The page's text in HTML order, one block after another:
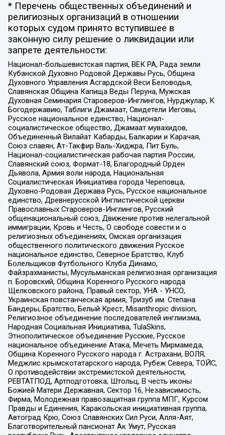
* Перечень общественных объединений и
религиозных организаций в отношении
которых судом принято вступившее в
законную силу решение о ликвидации или
запрете деятельности:
Национал-большевистская партия, ВЕК РА, Рада земли
Кубанской Духовно Родовой Державы Русь, Община
Духовного Управления Асгардской Веси Беловодья,
Славянская Община Капища Веды Перуна, Мужская
Духовная Семинария Староверов-Инглингов, Нурджулар, К
Богодержавию, Таблиги Джамаат, Свидетели Иеговы,
Русское национальное единство, Национал-
социалистическое общество, Джамаат мувахидов,
Объединенный Вилайат Кабарды, Балкарии и Карачая,
Союз славян, Ат-Такфир Валь-Хиджра, Пит Буль,
Национал-социалистическая рабочая партия России,
Славянский союз, Формат-18, Благородный Орден
Дьявола, Армия воли народа, Национальная
Социалистическая Инициатива города Череповца,
Духовно-Родовая Держава Русь, Русское национальное
единство, Древнерусской Инглистической церкви
Православных Староверов-Инглингов, Русский
общенациональный союз, Движение против нелегальной
иммиграции, Кровь и Честь, О свободе совести и о
религиозных объединениях, Омская организация
общественного политического движения Русское
национальное единство, Северное Братство, Клуб
Болельщиков Футбольного Клуба Динамо,
Файзрахманисты, Мусульманская религиозная организация
п. Боровский, Община Коренного Русского народа
Щелковского района, Правый сектор, УНА - УНСО,
Украинская повстанческая армия, Тризуб им. Степана
Бандеры, Братство, Белый Крест, Misanthropic division,
Религиозное объединение последователей инглиизма,
Народная Социальная Инициатива, TulaSkins,
Этнополитическое объединение Русские, Русское
национальное объединение Атака, Мечеть Мирмамеда,
Община Коренного Русского народа г. Астрахани, ВОЛЯ,
Меджлис крымскотатарского народа, Рубеж Севера, ТОЙС,
О противодействии экстремистской деятельности,
РЕВТАТПОД, Артподготовка, Штольц, В честь иконы
Божией Матери Державная, Сектор 16, Независимость,
Фирма, Молодежная правозащитная группа МПГ, Курсом
Правды и Единения, Каракольская инициативная группа,
Автоград Крю, Союз Славянских Сил Руси, Алля-Аят,
Благотворительный пансионат Ак Умут, Русская